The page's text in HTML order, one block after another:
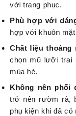
với trang phục.
Phù hợp với
hợp với khuôn
Chất liệu thoáng
chọn mũ lưỡi trai
mùa hè.
Không nên phối
trở nên rườm rà,
phụ kiện khi đã có